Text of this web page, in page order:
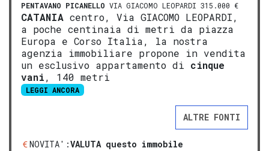
PENTAVANO PICANELLO VIA GIACOMO LEOPARDI 315.000 €
CATANIA centro, Via GIACOMO LEOPARDI,
a poche centinaia di metri da piazza
Europa e Corso Italia, la nostra
agenzia immobiliare propone in vendita
un esclusivo appartamento di cinque
vani, 140 metri
LEGGI ANCORA
ALTRE FONTI
NOVITA':VALUTA questo immobile